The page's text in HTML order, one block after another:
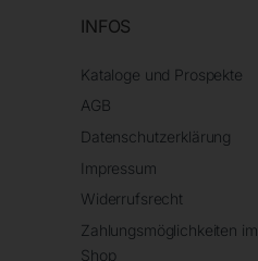
INFOS
Kataloge und Prospekte
AGB
Datenschutzerklärung
Impressum
Widerrufsrecht
Zahlungsmöglichkeiten im
Shop